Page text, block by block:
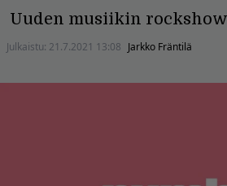
Uuden musiikin rockshow
Julkaistu: 21.7.2021 13:08 Jarkko Fräntilä